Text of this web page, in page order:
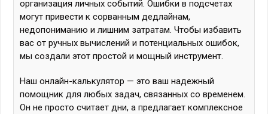
организация личных событий. Ошибки в подсчетах
могут привести к сорванным дедлайнам,
недопониманию и лишним затратам. Чтобы избавить
вас от ручных вычислений и потенциальных ошибок,
мы создали этот простой и мощный инструмент.
Наш онлайн-калькулятор — это ваш надежный
помощник для любых задач, связанных со временем.
Он не просто считает дни, а предлагает комплексное